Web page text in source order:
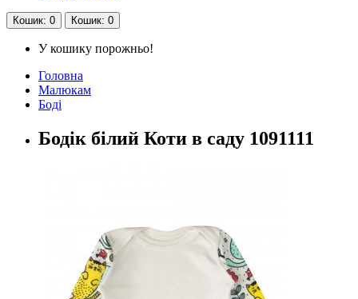
Кошик: 0 Кошик: 0
У кошику порожньо!
Головна
Малюкам
Боді
Бодік білий Коти в саду 1091111